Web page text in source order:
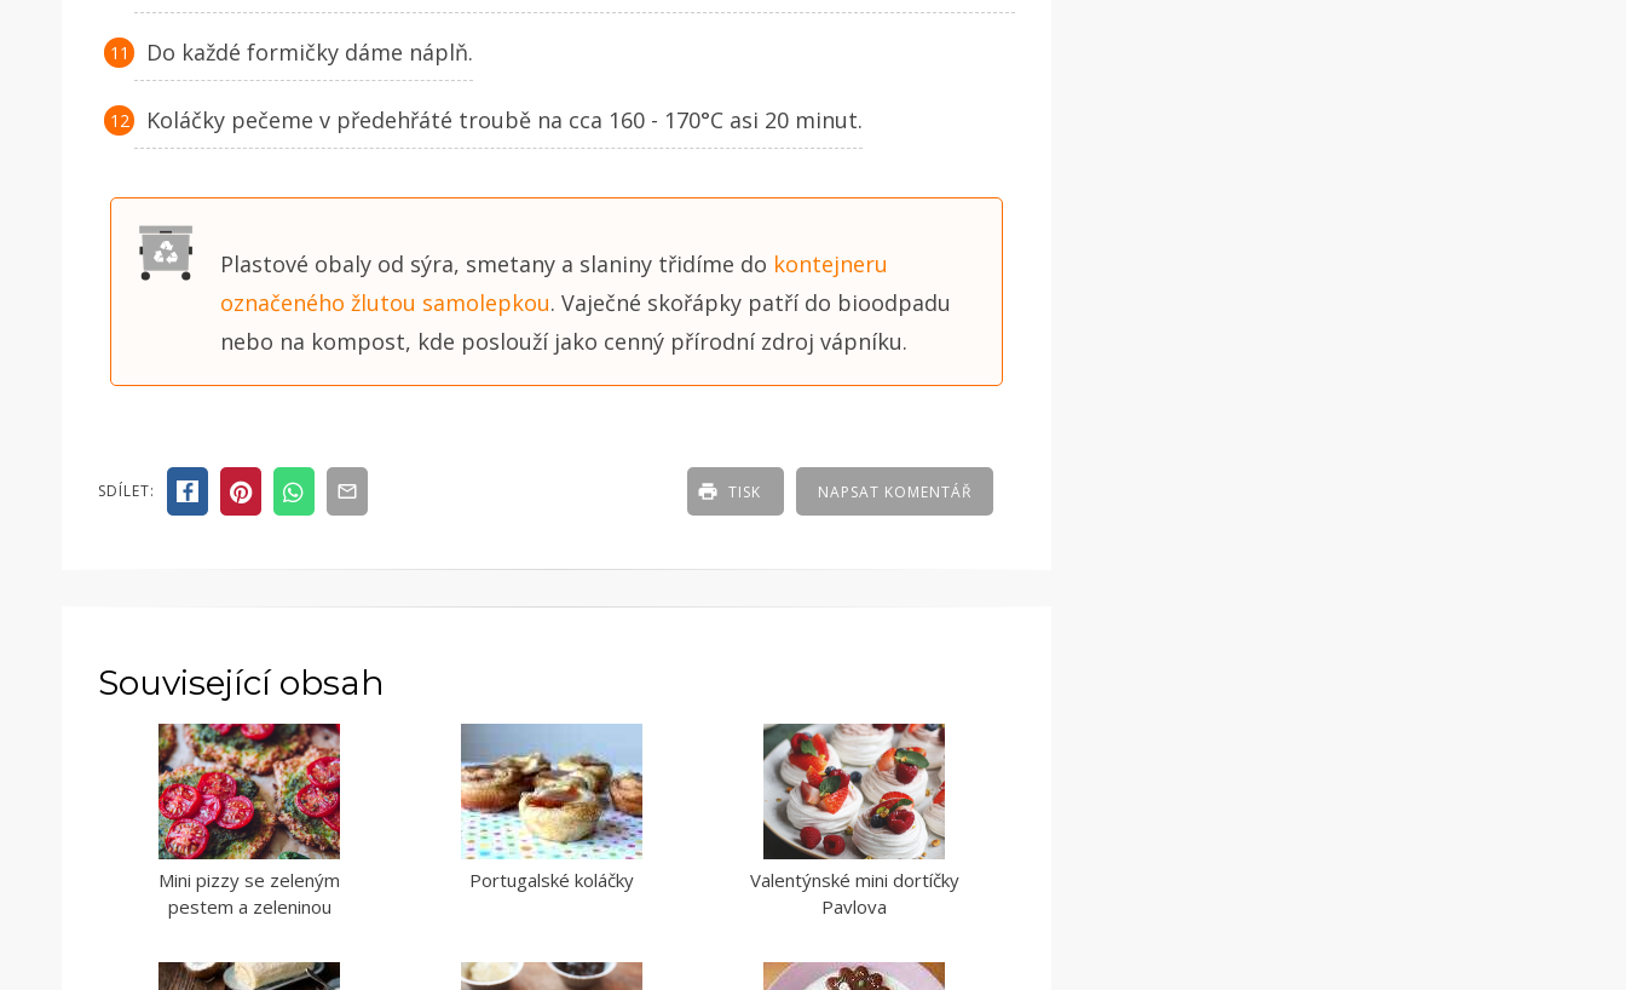
Do každé formičky dáme náplň.
Koláčky pečeme v předehřáté troubě na cca 160 - 170°C asi 20 minut.
Plastové obaly od sýra, smetany a slaniny třidíme do kontejneru
označeného žlutou samolepkou. Vaječné skořápky patří do bioodpadu
nebo na kompost, kde poslouží jako cenný přírodní zdroj vápníku.
SDÍLET: NAPSAT KOMENTÁŘ
TISK
Související obsah
Mini pizzy se zeleným
pestem a zeleninou
Portugalské koláčky
Valentýnské mini dortíčky
Pavlova